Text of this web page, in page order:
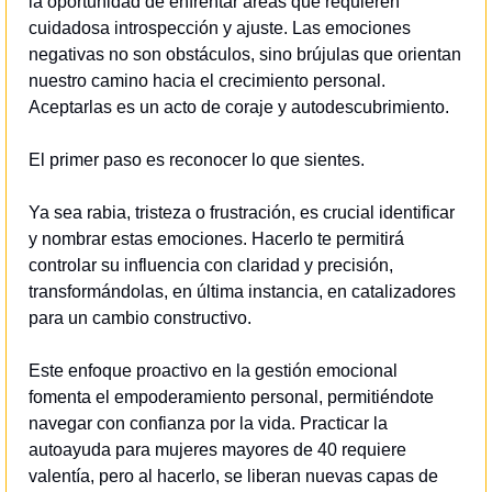
cuidadosa introspección y ajuste. Las emociones
negativas no son obstáculos, sino brújulas que orientan
nuestro camino hacia el crecimiento personal.
Aceptarlas es un acto de coraje y autodescubrimiento.
El primer paso es reconocer lo que sientes.
Ya sea rabia, tristeza o frustración, es crucial identificar
y nombrar estas emociones. Hacerlo te permitirá
controlar su influencia con claridad y precisión,
transformándolas, en última instancia, en catalizadores
para un cambio constructivo.
Este enfoque proactivo en la gestión emocional
fomenta el empoderamiento personal, permitiéndote
navegar con confianza por la vida. Practicar la
autoayuda para mujeres mayores de 40 requiere
valentía, pero al hacerlo, se liberan nuevas capas de